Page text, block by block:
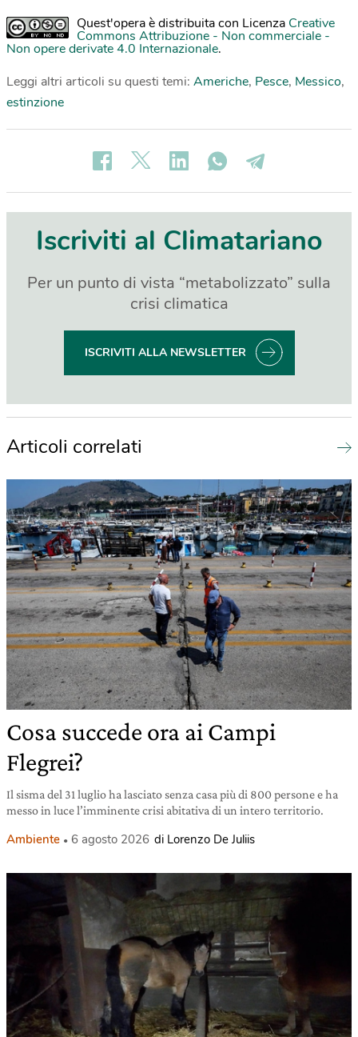
Quest'opera è distribuita con Licenza Creative
Commons Attribuzione - Non commerciale -
Non opere derivate 4.0 Internazionale.
Leggi altri articoli su questi temi: Americhe, Pesce, Messico,
estinzione
Iscriviti al Climatariano
Per un punto di vista “metabolizzato” sulla
crisi climatica
ISCRIVITI ALLA NEWSLETTER
Articoli correlati
Cosa succede ora ai Campi
Flegrei?
Il sisma del 31 luglio ha lasciato senza casa più di 800 persone e ha
messo in luce l’imminente crisi abitativa di un intero territorio.
Ambiente 6 agosto 2026 di Lorenzo De Juliis